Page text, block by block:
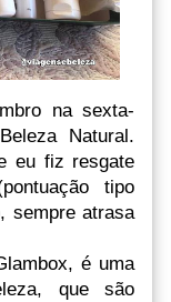
na sexta-
Natural.
eu fiz resgate
tipo
sempre atrasa
é uma
que são